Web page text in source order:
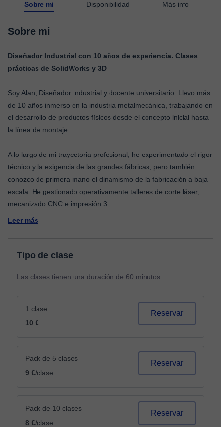
Sobre mi Disponibilidad Más info
Sobre mi
Diseñador Industrial con 10 años de experiencia. Clases
prácticas de SolidWorks y 3D
Soy Alan, Diseñador Industrial y docente universitario. Llevo más
de 10 años inmerso en la industria metalmecánica, trabajando en
el desarrollo de productos físicos desde el concepto inicial hasta
la línea de montaje.
A lo largo de mi trayectoria profesional, he experimentado el rigor
técnico y la exigencia de las grandes fábricas, pero también
conozco de primera mano el dinamismo de la fabricación a baja
escala. He gestionado operativamente talleres de corte láser,
mecanizado CNC e impresión 3
Leer más
Tipo de clase
Las clases tienen una duración de 60 minutos
1 clase
10 €
Reservar
Pack de 5 clases
9 €/clase
Reservar
Pack de 10 clases
8 €/clase
Reservar